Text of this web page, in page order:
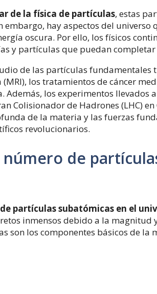
de la física de partículas, estas
embargo, hay aspectos del
oscura. Por ello, los físicos
y partículas que puedan
de las partículas fundamentales
(MRI), los tratamientos de cáncer
Además, los experimentos llevados
Colisionador de Hadrones (LHC)
de la materia y las fuerzas
revolucionarios.
número de
partículas subatómicas en el
inmensos debido a la magnitud
son los componentes básicos de